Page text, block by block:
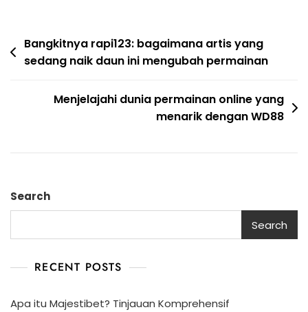
Post
navigation
Bangkitnya rapi123: bagaimana artis yang
sedang naik daun ini mengubah permainan
Menjelajahi dunia permainan online yang
menarik dengan WD88
Search
Search
RECENT POSTS
Apa itu Majestibet? Tinjauan Komprehensif